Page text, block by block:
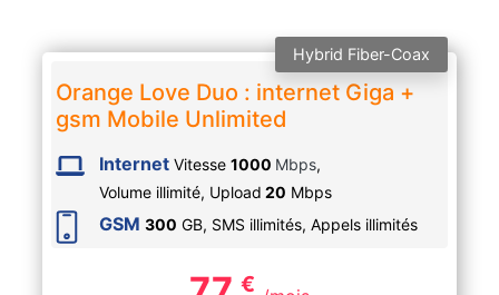
Hybrid Fiber-Coax
Orange Love Duo : internet Giga +
gsm Mobile Unlimited
Internet Vitesse 1000 Mbps,
Volume illimité, Upload 20 Mbps
GSM 300 GB, SMS illimités, Appels illimités
€